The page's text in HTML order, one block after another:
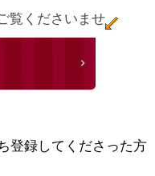
覧くださいませ
登録してくださった方